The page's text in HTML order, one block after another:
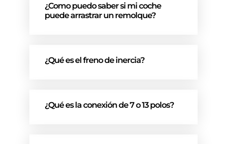
¿Como puedo saber si mi coche
puede arrastrar un remolque?
¿Qué es el freno de inercia?
¿Qué es la conexión de 7 o 13 polos?